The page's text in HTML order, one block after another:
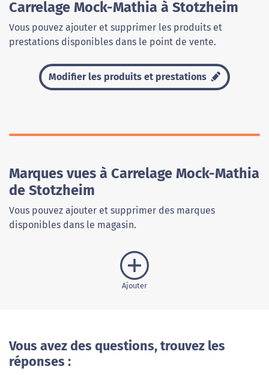
Carrelage Mock-Mathia à Stotzheim
Vous pouvez ajouter et supprimer les produits et
prestations disponibles dans le point de vente.
Modifier les produits et prestations
Marques vues à Carrelage Mock-Mathia
de Stotzheim
Vous pouvez ajouter et supprimer des marques
disponibles dans le magasin.
Ajouter
Vous avez des questions, trouvez les
réponses :